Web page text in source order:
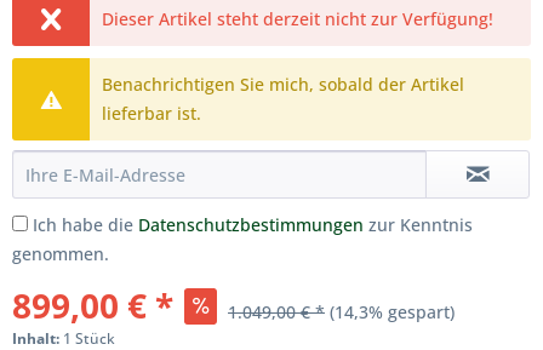
Dieser Artikel steht derzeit nicht zur Verfügung!
Benachrichtigen Sie mich, sobald der Artikel
lieferbar ist.
Ich habe die Datenschutzbestimmungen zur Kenntnis
genommen.
899,00 € * 1.049,00 € * (14,3% gespart)
Inhalt: 1 Stück